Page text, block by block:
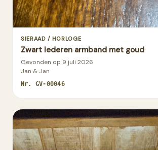
SIERAAD / HORLOGE
Zwart lederen armband met goud
Gevonden op 9 juli 2026
Jan & Jan
Nr. GV-00046